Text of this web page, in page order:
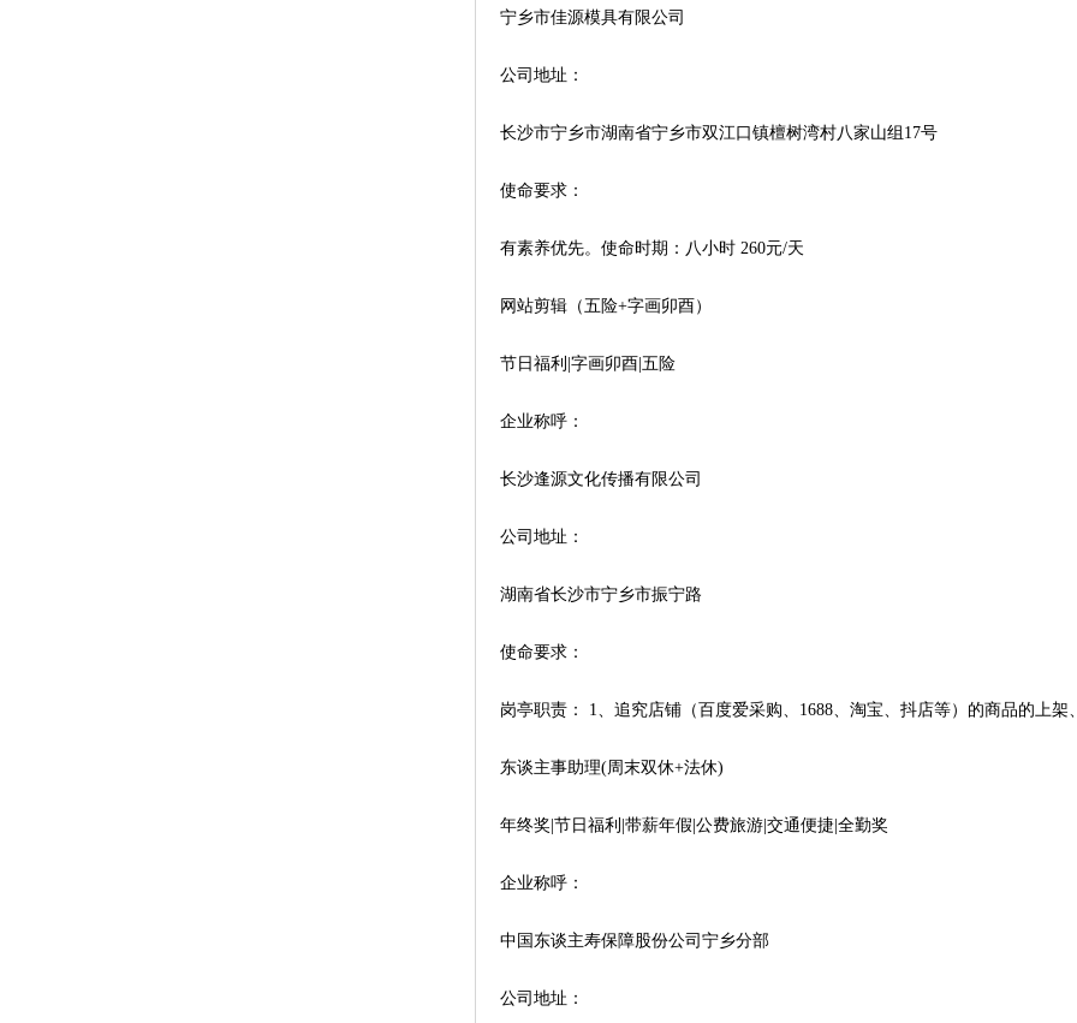
宁乡市佳源模具有限公司
公司地址：
长沙市宁乡市湖南省宁乡市双江口镇檀树湾村八家山组17号
使命要求：
有素养优先。使命时期：八小时 260元/天
网站剪辑（五险+字画卯酉）
节日福利|字画卯酉|五险
企业称呼：
长沙逢源文化传播有限公司
公司地址：
湖南省长沙市宁乡市振宁路
使命要求：
岗亭职责： 1、追究店铺（百度爱采购、1688、淘宝、抖店等）的商品的上架
东谈主事助理(周末双休+法休)
年终奖|节日福利|带薪年假|公费旅游|交通便捷|全勤奖
企业称呼：
中国东谈主寿保障股份公司宁乡分部
公司地址：